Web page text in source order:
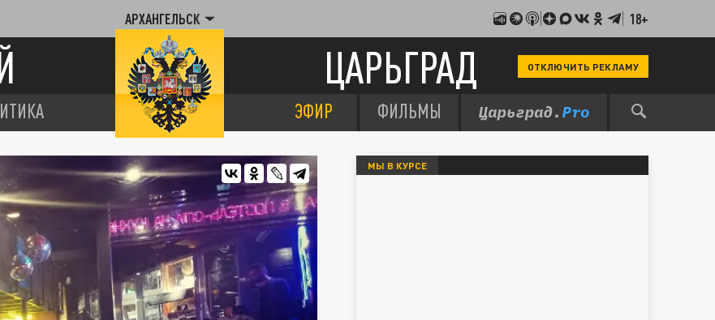
АРХАНГЕЛЬСК 18+
ЦАРЬГРАД ОТКЛЮЧИТЬ РЕКЛАМУ
ЭФИР ФИЛЬМЫ
МЫ В КУРСЕ